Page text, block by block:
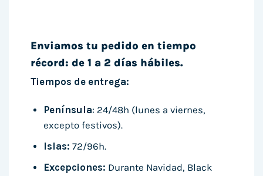
Enviamos tu pedido en tiempo
récord: de 1 a 2 días hábiles.
Tiempos de entrega:
Península: 24/48h (lunes a viernes,
excepto festivos).
Islas: 72/96h.
Excepciones: Durante Navidad, Black